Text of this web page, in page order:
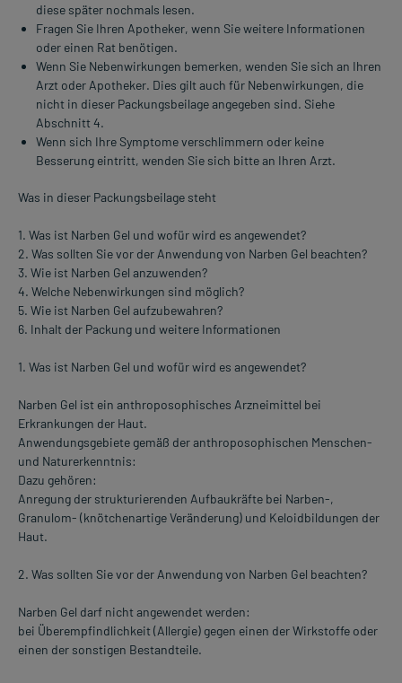
diese später nochmals lesen.
Fragen Sie Ihren Apotheker, wenn Sie weitere Informationen
oder einen Rat benötigen.
Wenn Sie Nebenwirkungen bemerken, wenden Sie sich an Ihren
Arzt oder Apotheker. Dies gilt auch für Nebenwirkungen, die
nicht in dieser Packungsbeilage angegeben sind. Siehe
Abschnitt 4.
Wenn sich Ihre Symptome verschlimmern oder keine
Besserung eintritt, wenden Sie sich bitte an Ihren Arzt.
Was in dieser Packungsbeilage steht
1. Was ist Narben Gel und wofür wird es angewendet?
2. Was sollten Sie vor der Anwendung von Narben Gel beachten?
3. Wie ist Narben Gel anzuwenden?
4. Welche Nebenwirkungen sind möglich?
5. Wie ist Narben Gel aufzubewahren?
6. Inhalt der Packung und weitere Informationen
1. Was ist Narben Gel und wofür wird es angewendet?
Narben Gel ist ein anthroposophisches Arzneimittel bei
Erkrankungen der Haut.
Anwendungsgebiete gemäß der anthroposophischen Menschen-
und Naturerkenntnis:
Dazu gehören:
Anregung der strukturierenden Aufbaukräfte bei Narben-,
Granulom- (knötchenartige Veränderung) und Keloidbildungen der
Haut.
2. Was sollten Sie vor der Anwendung von Narben Gel beachten?
Narben Gel darf nicht angewendet werden:
bei Überempfindlichkeit (Allergie) gegen einen der Wirkstoffe oder
einen der sonstigen Bestandteile.